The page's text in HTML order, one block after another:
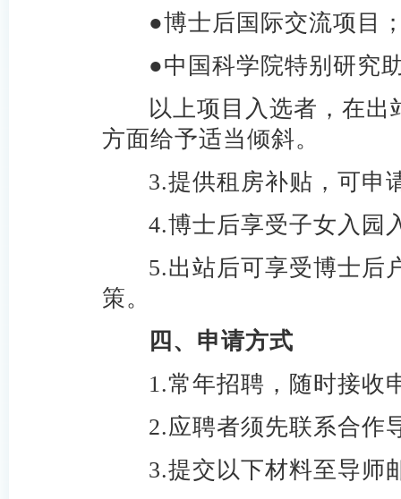
●博士后国际交流项目
●中国科学院特别研究
以上项目入选者，在
方面给予适当倾斜。
3.提供租房补贴，可申
4.博士后享受子女入园
5.出站后可享受博士后
策。
四、申请方式
1.常年招聘，随时接收
2.应聘者须先联系合作
3.提交以下材料至导师